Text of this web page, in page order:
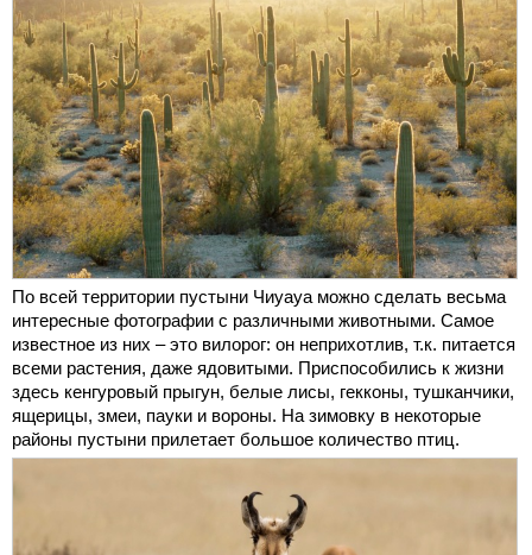
По всей территории пустыни Чиуауа можно сделать весьма
интересные фотографии с различными животными. Самое
известное из них – это вилорог: он неприхотлив, т.к. питается
всеми растения, даже ядовитыми. Приспособились к жизни
здесь кенгуровый прыгун, белые лисы, гекконы, тушканчики,
ящерицы, змеи, пауки и вороны. На зимовку в некоторые
районы пустыни прилетает большое количество птиц.